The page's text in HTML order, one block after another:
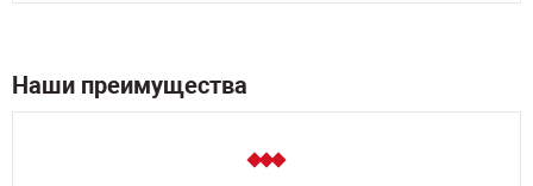
Наши преимущества